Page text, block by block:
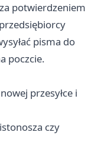
potwierdzeniem
pisma do
poczcie.
przesyłce i
czy